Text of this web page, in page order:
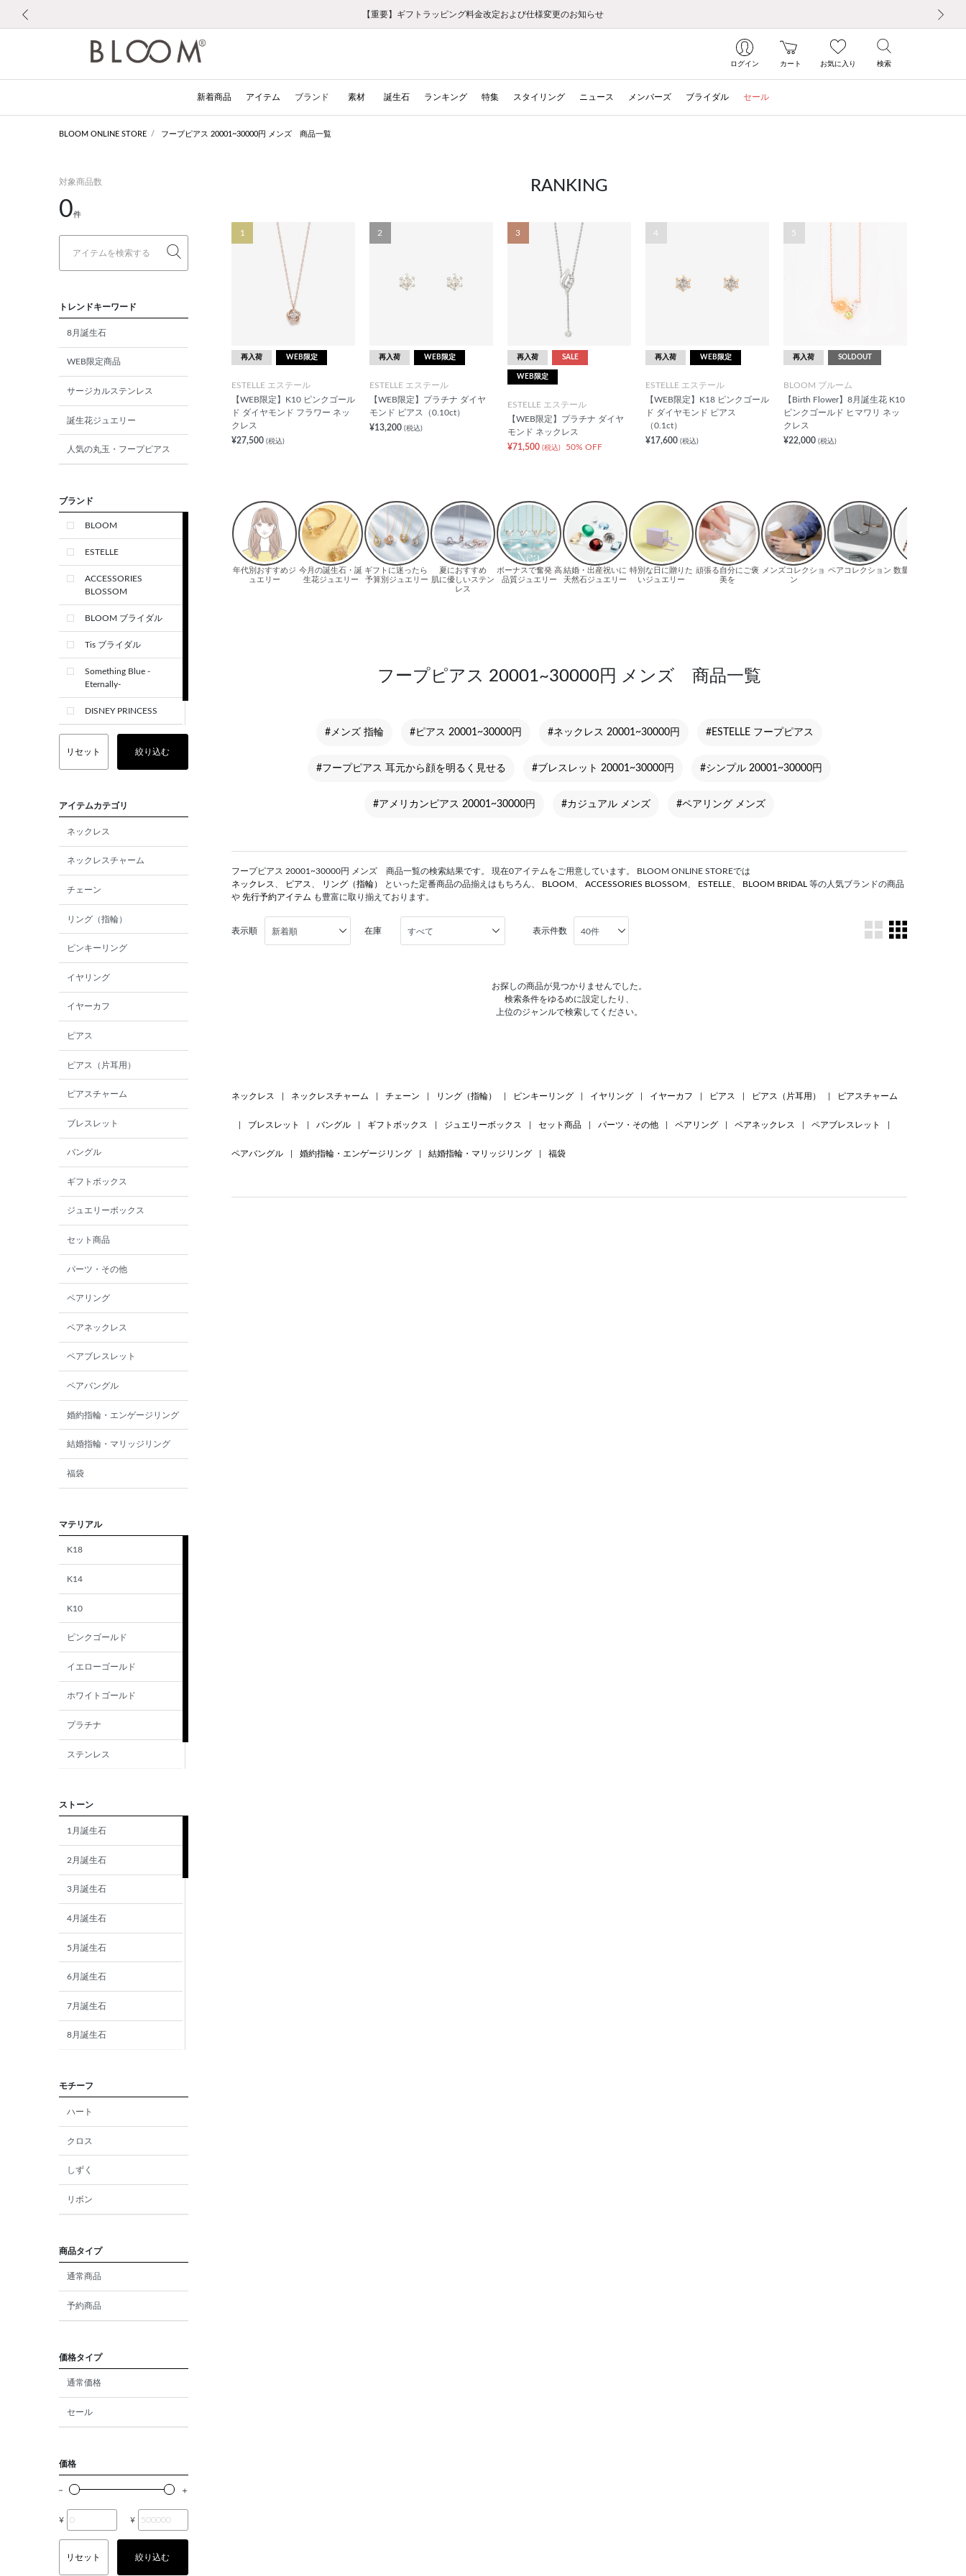
お修理・アフターサービスのご案内
【重要】令和８年熊本地震に伴う集配への影響について
【重要】ギフトラッピング料金改定および仕様変更のお知らせ
【重要】夏季休業の営業についてのご案内
税込5,500円以上で送料無料｜最短24時間以内に発送
新規会員登録で1000ポイントプレゼント！
新規LINE友だち登録で500円クーポンプレゼント
会員限定！レビュー投稿で100ポイントプレゼント
お修理・アフターサービスのご案内
【重要】令和８年熊本地震に伴う集配への影響について
ログイン カート お気に入り 検索
新着商品 アイテム ブランド 素材 誕生石 ランキング 特集 スタイリング ニュース メンバーズ ブライダル セール
BLOOM ONLINE STORE フープピアス 20001~30000円 メンズ 商品一覧
対象商品数
0件
トレンドキーワード
8月誕生石
WEB限定商品
サージカルステンレス
誕生花ジュエリー
人気の丸玉・フープピアス
ブランド
BLOOM
ESTELLE
ACCESSORIES
BLOSSOM
BLOOM ブライダル
Tis ブライダル
Something Blue -
Eternally-
DISNEY PRINCESS
CREST+
リセット
絞り込む
アイテムカテゴリ
ネックレス
ネックレスチャーム
チェーン
リング（指輪）
ピンキーリング
イヤリング
イヤーカフ
ピアス
ピアス（片耳用）
ピアスチャーム
ブレスレット
バングル
ギフトボックス
ジュエリーボックス
セット商品
パーツ・その他
ペアリング
ペアネックレス
ペアブレスレット
ペアバングル
婚約指輪・エンゲージリング
結婚指輪・マリッジリング
福袋
マテリアル
K18
K14
K10
ピンクゴールド
イエローゴールド
ホワイトゴールド
プラチナ
ステンレス
ストーン
1月誕生石
2月誕生石
3月誕生石
4月誕生石
5月誕生石
6月誕生石
7月誕生石
8月誕生石
エメラルド
パール
ムーンストーン
トルマリン
オパール
モチーフ
ハート
クロス
しずく
リボン
商品タイプ
通常商品
予約商品
価格タイプ
通常価格
セール
価格
¥ ¥
リセット 絞り込む
RANKING
1
再入荷 WEB限定
ESTELLE エステール
【WEB限定】K10 ピンクゴール
ド ダイヤモンド フラワー ネッ
クレス
¥27,500 (税込)
2
再入荷 WEB限定
ESTELLE エステール
【WEB限定】プラチナ ダイヤ
モンド ピアス（0.10ct）
¥13,200 (税込)
3
再入荷 SALE
WEB限定
ESTELLE エステール
【WEB限定】プラチナ ダイヤ
モンド ネックレス
¥71,500 (税込) 50% OFF
4
再入荷 WEB限定
ESTELLE エステール
【WEB限定】K18 ピンクゴール
ド ダイヤモンド ピアス
（0.1ct）
¥17,600 (税込)
5
再入荷 SOLDOUT
BLOOM ブルーム
【Birth Flower】8月誕生花 K10
ピンクゴールド ヒマワリ ネッ
クレス
¥22,000 (税込)
フープピアス 20001~30000円 メンズ 商品一覧
#メンズ 指輪 #ピアス 20001~30000円 #ネックレス 20001~30000円 #ESTELLE フープピアス
#フープピアス 耳元から顔を明るく見せる #ブレスレット 20001~30000円 #シンプル 20001~30000円
#アメリカンピアス 20001~30000円 #カジュアル メンズ #ペアリング メンズ
フープピアス 20001~30000円 メンズ 商品一覧の検索結果です。 現在0アイテムをご用意しています。 BLOOM ONLINE STOREでは
ネックレス
ピアス リング（指輪） といった定番商品の品揃えはもちろん、 BLOOM ACCESSORIES BLOSSOM ESTELLE BLOOM BRIDAL
等の人気ブランドの商品
や 先行予約アイテム も豊富に取り揃えております。
表示順 在庫 表示件数
お探しの商品が見つかりませんでした。
検索条件をゆるめに設定したり、
上位のジャンルで検索してください。
ネックレス ネックレスチャーム チェーン リング（指輪） ピンキーリング イヤリング イヤーカフ ピアス ピアス（片耳用） ピアスチャーム
ブレスレット バングル ギフトボックス ジュエリーボックス セット商品 パーツ・その他 ペアリング ペアネックレス ペアブレスレット
ペアバングル 婚約指輪・エンゲージリング 結婚指輪・マリッジリング 福袋